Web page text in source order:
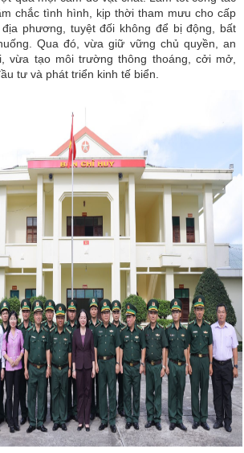
chắc tình hình, kịp thời tham mưu cho cấp
phương, tuyệt đối không để bị động, bất
Qua đó, vừa giữ vững chủ quyền, an
vừa tạo môi trường thông thoáng, cởi mở,
tư và phát triển kinh tế biển.